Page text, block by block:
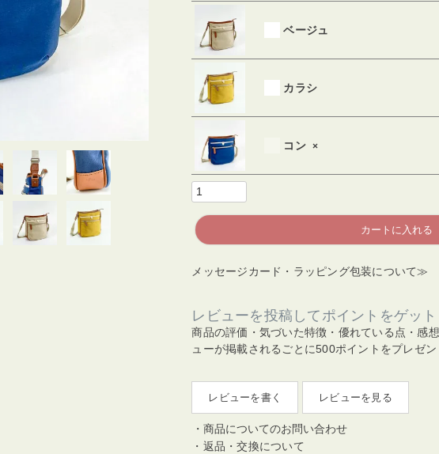
ベージュ
カラシ
コン ×
カートに入れる
メッセージカード・ラッピング包装について≫
レビューを投稿してポイントをゲット
商品の評価・気づいた特徴・優れている点・感
ューが掲載されるごとに500ポイントをプレゼン
レビューを書く レビューを見る
商品についてのお問い合わせ
返品・交換について